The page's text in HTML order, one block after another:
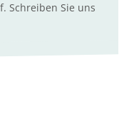
Schreiben Sie uns